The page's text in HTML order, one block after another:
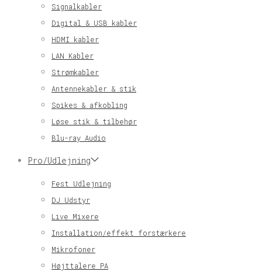
Signalkabler
Digital & USB kabler
HDMI kabler
LAN Kabler
Strømkabler
Antennekabler & stik
Spikes & afkobling
Løse stik & tilbehør
Blu-ray Audio
Pro/Udlejning
Fest Udlejning
DJ Udstyr
Live Mixere
Installation/effekt forstærkere
Mikrofoner
Højttalere PA